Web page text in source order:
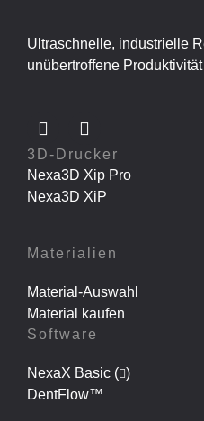
Ultraschnelle, industrielle
unübertroffene
3D-Drucker
Nexa3D Xip Pro
Nexa3D XiP
Materialien
Material-Auswahl
Material kaufen
Software
NexaX Basic ( )
DentFlow™